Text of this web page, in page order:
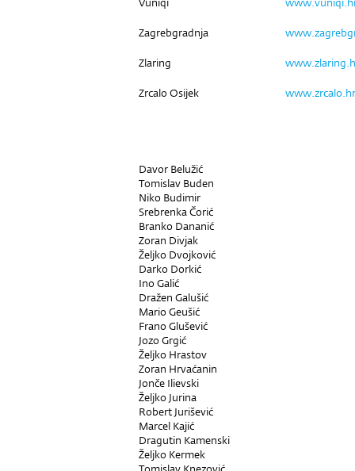
Zagrebgradnja
Zlaring
Zrcalo Osijek www.zrcalo.hr
Davor Belužić
Tomislav Buden
Niko Budimir
Srebrenka Čorić
Branko Dananić
Zoran Divjak
Željko Dvojković
Darko Dorkić
Ino Galić
Dražen Galušić
Mario Geušić
Frano Glušević
Jozo Grgić
Željko Hrastov
Zoran Hrvaćanin
Jonče Ilievski
Željko Jurina
Robert Jurišević
Marcel Kajić
Dragutin Kamenski
Željko Kermek